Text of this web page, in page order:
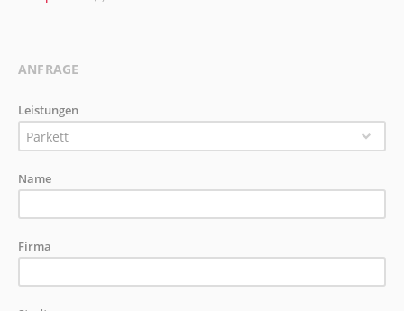
ANFRAGE
Leistungen
Parkett
Name
Firma